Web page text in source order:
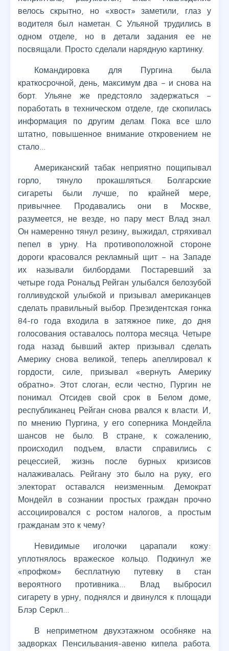
велось скрытно, но «хвост» заметили, глаз у
водителя был наметан. С Ульяной трудились в
одном отделе, но в детали задания ее не
посвящали. Просто сделали нарядную картинку.
Командировка для Пургина была
краткосрочной, день, максимум два – и снова на
борт. Ульяне же предстояло задержаться –
поработать в техническом отделе, где скопилась
информация по другим делам. Пока все шло
штатно, повышенное внимание откровением не
стало…
Американский табак неприятно пощипывал
горло, тянуло прокашляться. Болгарские
сигареты были лучше, по крайней мере,
привычнее. Продавались они в Москве,
разумеется, не везде, но пару мест Влад знал.
Он намеренно тянул резину, выжидал, стряхивал
пепел в урну. На противоположной стороне
дороги красовался рекламный щит – на Западе
их называли билбордами. Постаревший за
четыре года Рональд Рейган улыбался белозубой
голливудской улыбкой и призывал американцев
сделать правильный выбор. Президентская гонка
84-го года входила в затяжное пике, до дня
голосования оставалось полтора месяца. Четыре
года назад бывший актер призывал сделать
Америку снова великой, теперь апеллировал к
гордости, силе, призывал «вернуть Америку
обратно». Этот слоган, если честно, Пургин не
понимал. Отсидев свой срок в Белом доме,
республиканец Рейган снова рвался к власти. И,
по мнению Пургина, у его соперника Мондейла
шансов не было. В стране, к сожалению,
происходил подъем, власти справились с
рецессией, жизнь после бурных кризисов
налаживалась. Рейгану это было на руку, его
электорат оставался неизменным. Демократ
Мондейл в сознании простых граждан прочно
ассоциировался с ростом налогов, а простым
гражданам это к чему?
Невидимые иголочки царапали кожу:
уплотнялось вражеское кольцо. Подкинул же
«профком» бесплатную путевку в стан
вероятного противника… Влад выбросил
сигарету в урну, поднялся и двинулся к площади
Блэр Серкл…
В неприметном двухэтажном особняке на
задворках Пенсильвания-авеню кипела работа.